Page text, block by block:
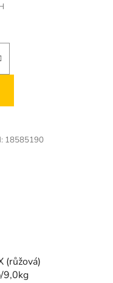
(růžová)
9,0kg
18585190